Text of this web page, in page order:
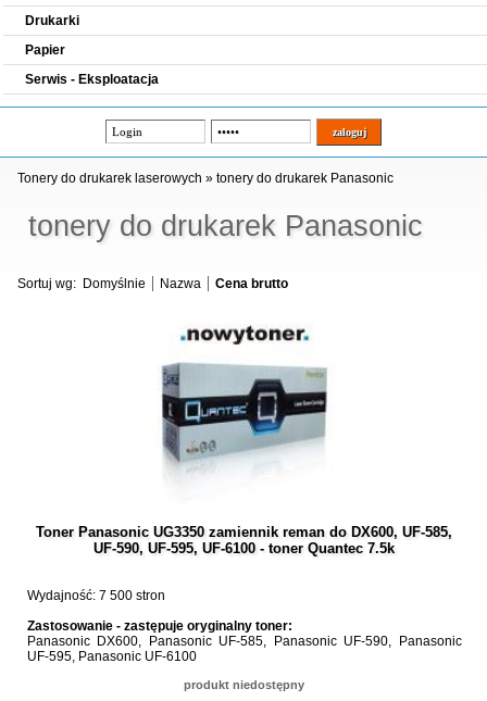
Drukarki
Papier
Serwis - Eksploatacja
tonery do drukarek Panasonic
Tonery do drukarek laserowych »tonery do drukarek Panasonic
Sortuj wg: Domyślnie Nazwa Cena brutto
Toner Panasonic UG3350 zamiennik reman do DX600, UF-585,
UF-590, UF-595, UF-6100 - toner Quantec 7.5k
Wydajność: 7 500 stron
Zastosowanie - zastępuje oryginalny toner:
Panasonic DX600, Panasonic UF-585, Panasonic UF-590, Panasonic
UF-595, Panasonic UF-6100
produkt niedostępny